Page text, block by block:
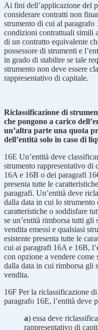
Ai fini dell’applicazione del
considerare contratti non
strumento di cui al paragrafo
condizioni contrattuali simili
di un contratto equivalente
possessore di strumenti e
in grado di stabilire se tale
strumento non deve essere
rappresentativo di capitale.
Riclassificazione di
che pongono a carico
un’altra parte una quota
dell’entità solo in caso di
16E Un’entità deve
strumento rappresentativo di
16A e 16B o dei paragrafi
presenta tutte le
paragrafi. Un’entità deve
dalla data in cui lo strumento
caratteristiche o soddisfare
se un’entità rimborsa tutti gli
vendita emessi e qualsiasi
esistente presenta tutte le
cui ai paragrafi 16A e 16B,
con opzione a vendere
dalla data in cui rimborsa gli
vendita.
16F Per la riclassificazione
paragrafo 16E, l’entità deve
a) essa deve
rappresentativo di